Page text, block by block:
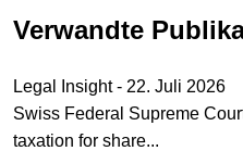
Verwandte
Legal Insight - 22. Juli 2026
Swiss Federal Supreme
taxation for share...